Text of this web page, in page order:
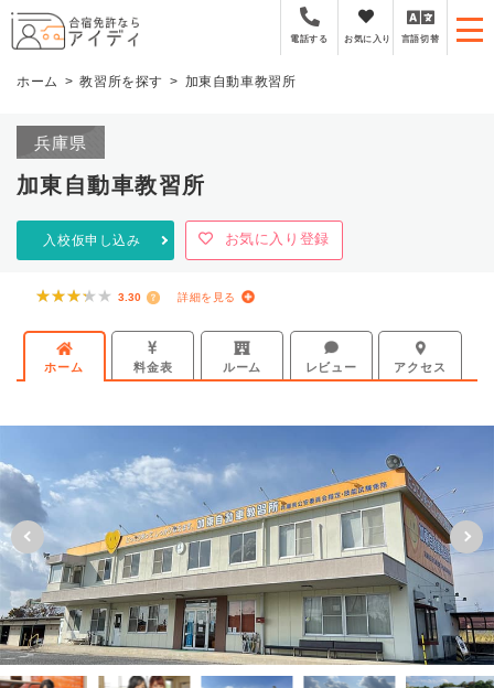
全国厳選の合宿免許プ
電話する お気に入り 言語切替
ホーム 教習所を探す 加東自動車教習所
兵庫県
加東自動車教習所
入校仮申し込み お気に入り登録
★★★★★
★★★★★ 3.30 詳細を見る
ホーム 料金表 ルーム レビュー アクセス